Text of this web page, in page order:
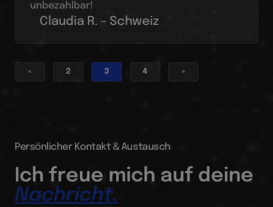
unbezahlbar!
Claudia R. – Schweiz
« 2 3 4 »
Persönlicher Kontakt & Austausch
Ich freue mich auf deine
Nachricht.